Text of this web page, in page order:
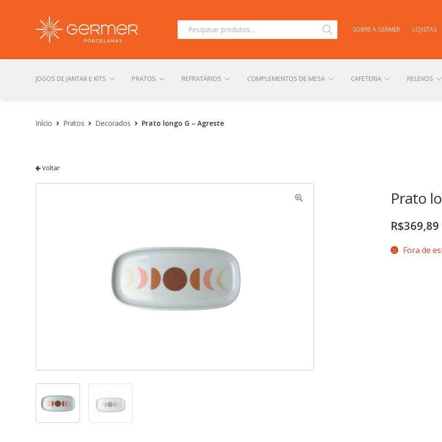
Pesquisar
Pesquisar SOBRE A GERMER LOJISTAS
JOGOS DE JANTAR E KITS PRATOS REFRATÁRIOS COMPLEMENTOS DE MESA CAFETERIA RELEVOS
Início Pratos Decorados Prato longo G – Agreste
Voltar
Prato
R$369,89
Fora de